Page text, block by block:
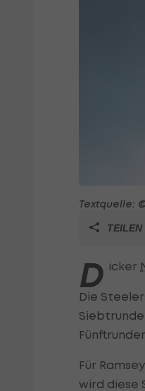
Textquelle: ©
TEILEN
D icker
Die
Für
wird diese